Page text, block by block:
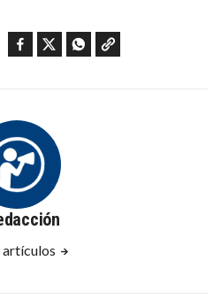
Facebook Twitter WhatsApp Copy link
artículos